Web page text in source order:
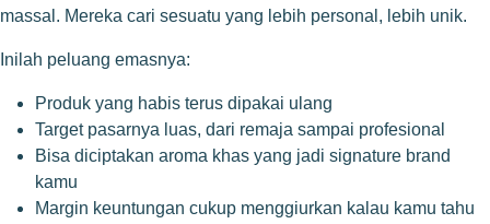
massal. Mereka cari sesuatu yang lebih personal, lebih unik.
Inilah peluang emasnya:
Produk yang habis terus dipakai ulang
Target pasarnya luas, dari remaja sampai profesional
Bisa diciptakan aroma khas yang jadi signature brand
kamu
Margin keuntungan cukup menggiurkan kalau kamu tahu